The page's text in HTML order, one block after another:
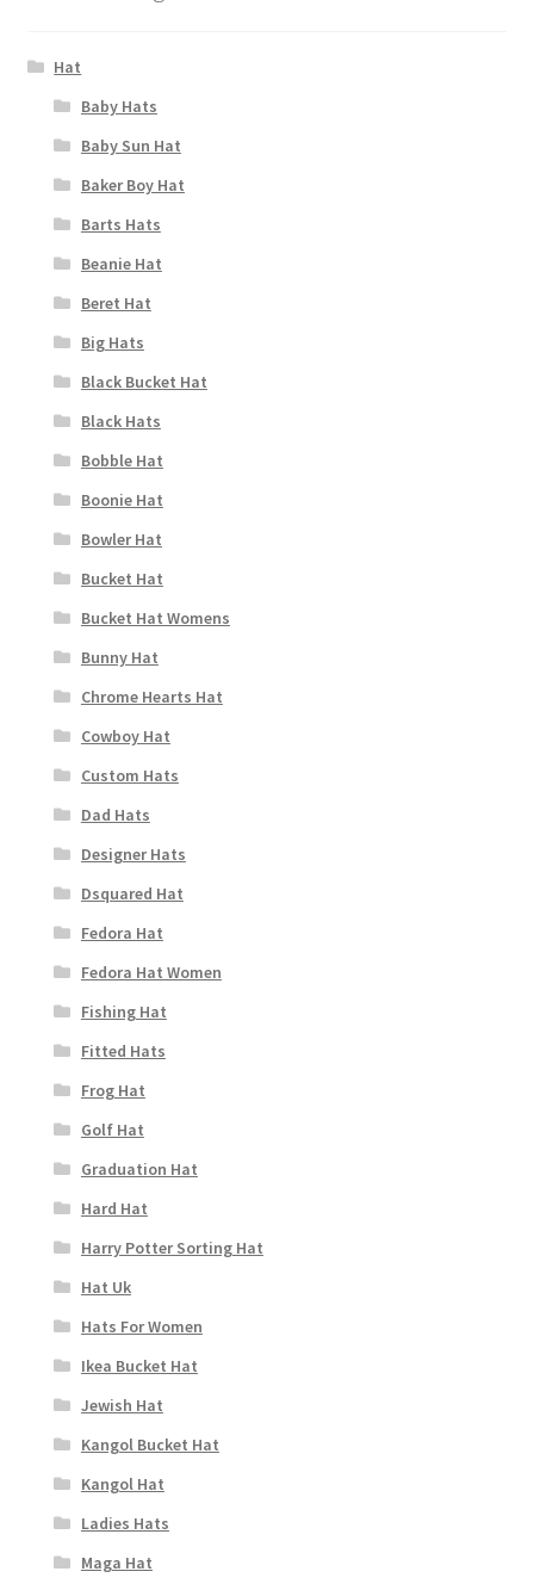
Hat
Baby Hats
Baby Sun Hat
Baker Boy Hat
Barts Hats
Beanie Hat
Beret Hat
Big Hats
Black Bucket Hat
Black Hats
Bobble Hat
Boonie Hat
Bowler Hat
Bucket Hat
Bucket Hat Womens
Bunny Hat
Chrome Hearts Hat
Cowboy Hat
Custom Hats
Dad Hats
Designer Hats
Dsquared Hat
Fedora Hat
Fedora Hat Women
Fishing Hat
Fitted Hats
Frog Hat
Golf Hat
Graduation Hat
Hard Hat
Harry Potter Sorting Hat
Hat Uk
Hats For Women
Ikea Bucket Hat
Jewish Hat
Kangol Bucket Hat
Kangol Hat
Ladies Hats
Maga Hat